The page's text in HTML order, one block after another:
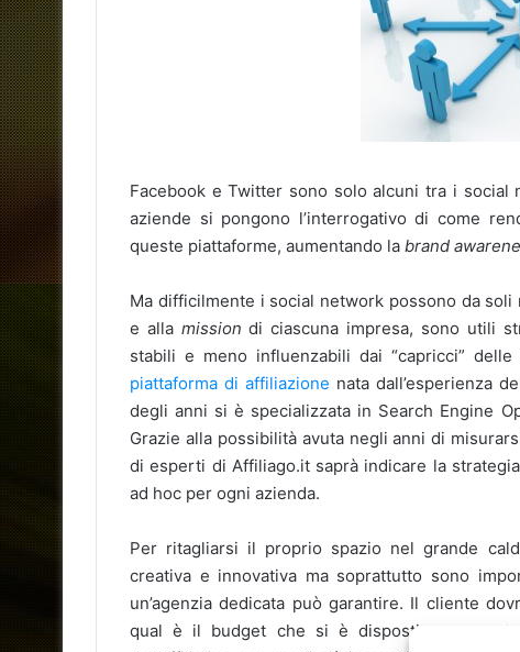
Facebook e Twitter sono solo alcuni tra i social
aziende si pongono l’interrogativo di come
queste piattaforme, aumentando la brand
Ma difficilmente i social network possono da
e alla mission di ciascuna impresa, sono utili
stabili e meno influenzabili dai “capricci”
piattaforma di affiliazione nata dall’esperienza
degli anni si è specializzata in Search Engine
Grazie alla possibilità avuta negli anni di
di esperti di Affiliago.it saprà indicare la
ad hoc per ogni azienda.
Per ritagliarsi il proprio spazio nel grande
creativa e innovativa ma soprattutto sono
un’agenzia dedicata può garantire. Il cliente
qual è il budget che si è disposti a